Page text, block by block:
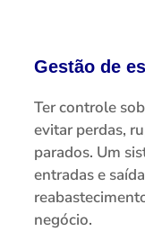
Gestão de
Ter controle
evitar perdas,
parados. Um
entradas e
negócio.